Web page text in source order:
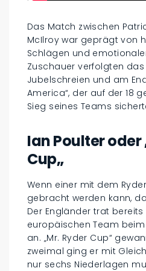
Das Match zwischen
McIlroy war geprägt von
Schlägen und
Zuschauer verfolgten das
Jubelschreien und am
America“, der auf der 18
Sieg seines Teams
Ian Poulter oder
Cup„
Wenn einer mit dem
gebracht werden kann,
Der Engländer trat
europäischen Team
an. „Mr. Ryder Cup“
zweimal ging er mit
nur sechs Niederlagen